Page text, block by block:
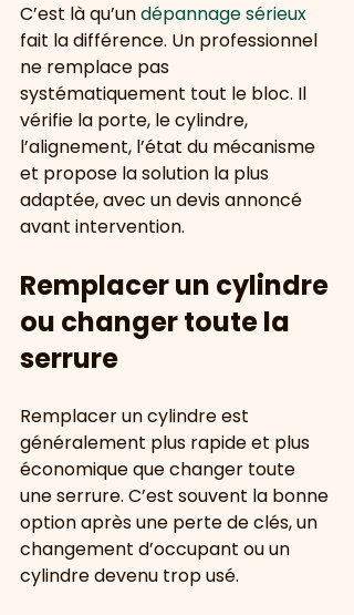
C’est là qu’un dépannage sérieux
fait la différence. Un professionnel
ne remplace pas
systématiquement tout le bloc. Il
vérifie la porte, le cylindre,
l’alignement, l’état du mécanisme
et propose la solution la plus
adaptée, avec un devis annoncé
avant intervention.
Remplacer un cylindre
ou changer toute la
serrure
Remplacer un cylindre est
généralement plus rapide et plus
économique que changer toute
une serrure. C’est souvent la bonne
option après une perte de clés, un
changement d’occupant ou un
cylindre devenu trop usé.